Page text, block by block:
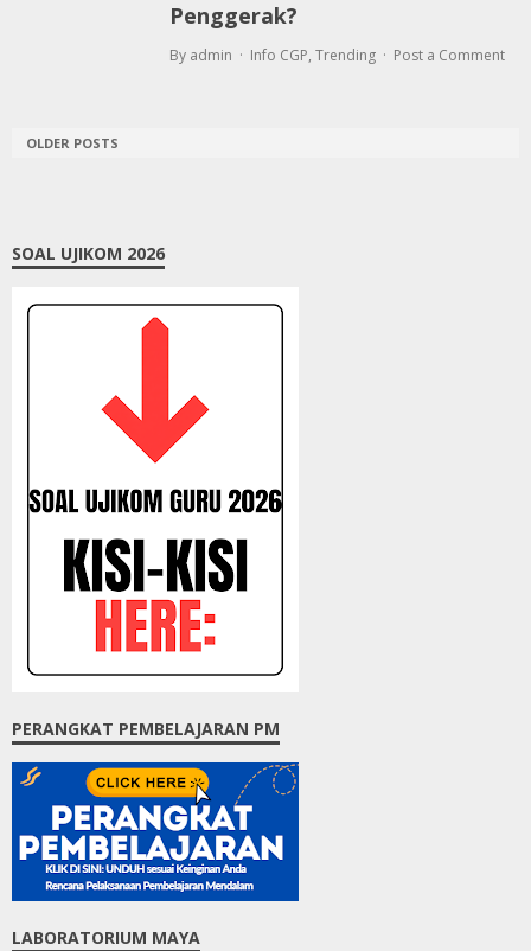
Penggerak?
By admin Info CGP, Trending Post a Comment
OLDER POSTS
SOAL UJIKOM 2026
PERANGKAT PEMBELAJARAN PM
LABORATORIUM MAYA